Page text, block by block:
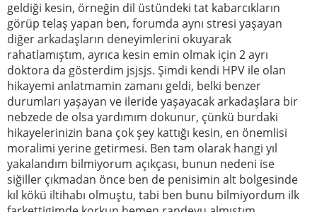
geldiği kesin, örneğin dil üstündeki tat kabarcıkların
görüp telaş yapan ben, forumda aynı stresi yaşayan
diğer arkadaşların deneyimlerini okuyarak
rahatlamıştım, ayrıca kesin emin olmak için 2 ayrı
doktora da gösterdim jsjsjs. Şimdi kendi HPV ile olan
hikayemi anlatmamin zamanı geldi, belki benzer
durumları yaşayan ve ileride yaşayacak arkadaşlara bir
nebzede de olsa yardımım dokunur, çünkü burdaki
hikayelerinizin bana çok şey kattığı kesin, en önemlisi
moralimi yerine getirmesi. Ben tam olarak hangi yıl
yakalandım bilmiyorum açıkçası, bunun nedeni ise
siğiller çıkmadan önce ben de penisimin alt bolgesinde
kıl kökü iltihabı olmuştu, tabi ben bunu bilmiyordum ilk